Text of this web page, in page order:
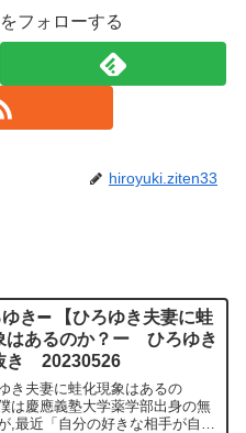
フォローする
hiroyuki.ziten33
ゆき➖ 【ひろゆき夫妻に蛙
はあるのか？ー ひろゆき
き 20230526
ゆき夫妻に蛙化現象はあるの
は慶應義塾大学薬学部出身の無
,最近「自分の好きな相手が自分